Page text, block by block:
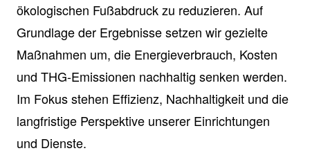
ökologischen Fußabdruck zu reduzieren. Auf
Grundlage der Ergebnisse setzen wir gezielte
Maßnahmen um, die Energieverbrauch, Kosten
und THG-Emissionen nachhaltig senken werden.
Im Fokus stehen Effizienz, Nachhaltigkeit und die
langfristige Perspektive unserer Einrichtungen
und Dienste.